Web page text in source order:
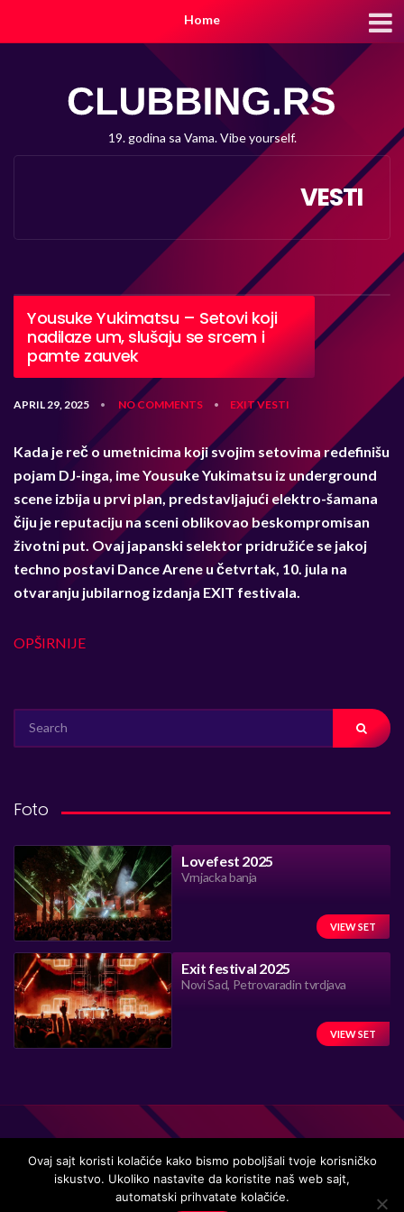
Home
19. godina sa Vama. Vibe yourself.
VESTI
Yousuke Yukimatsu – Setovi koji
nadilaze um, slušaju se srcem i
pamte zauvek
APRIL 29, 2025 • NO COMMENTS • EXITVESTI
Kada je reč o umetnicima koji svojim setovima redefinišu
pojam DJ-inga, ime Yousuke Yukimatsu iz underground
scene izbija u prvi plan, predstavljajući elektro-šamana
čiju je reputaciju na sceni oblikovao beskompromisan
životni put. Ovaj japanski selektor pridružiće se jakoj
techno postavi Dance Arene u četvrtak, 10. jula na
otvaranju jubilarnog izdanja EXIT festivala.
OPŠIRNIJE
FOR:
Foto
Lovefest 2025
Vrnjacka banja
VIEW SET
Exit festival 2025
Novi Sad, Petrovaradin tvrdjava
VIEW SET
Handmade in Serbia 15 years ago, while listening to the great
Ovaj sajt koristi kolačiće kako bismo poboljšali tvoje korisničko
iskustvo. Ukoliko nastavite da koristite naš web sajt,
automatski prihvatate kolačiće.